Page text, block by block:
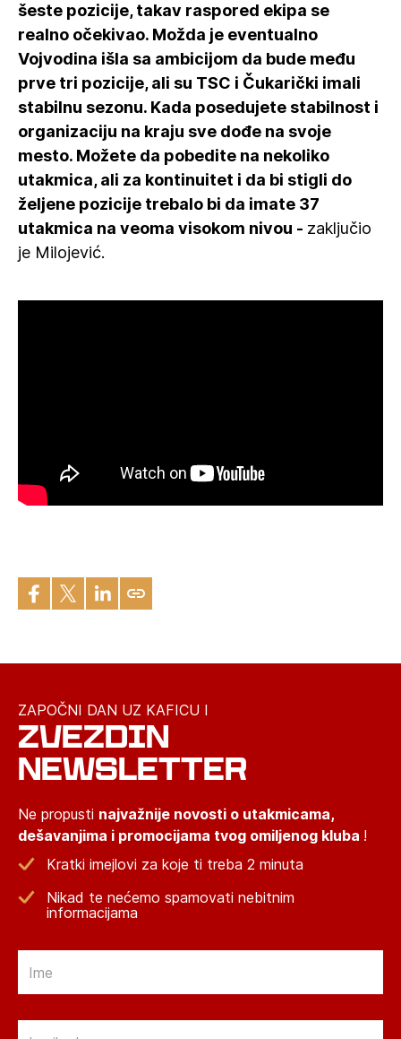
šeste pozicije, takav raspored ekipa se
realno očekivao. Možda je eventualno
Vojvodina išla sa ambicijom da bude među
prve tri pozicije, ali su TSC i Čukarički imali
stabilnu sezonu. Kada posedujete stabilnost i
organizaciju na kraju sve dođe na svoje
mesto. Možete da pobedite na nekoliko
utakmica, ali za kontinuitet i da bi stigli do
željene pozicije trebalo bi da imate 37
utakmica na veoma visokom nivou - zaključio
je Milojević.
ZAPOČNI DAN UZ KAFICU I
ZVEZDIN
NEWSLETTER
Ne propusti najvažnije novosti o utakmicama,
dešavanjima i promocijama tvog omiljenog kluba !
Kratki imejlovi za koje ti treba 2 minuta
Nikad te nećemo spamovati nebitnim
informacijama